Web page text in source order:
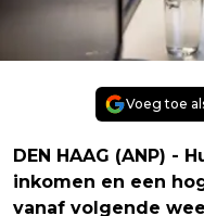
Voeg toe
DEN HAAG (ANP) -
inkomen en een
vanaf volgende